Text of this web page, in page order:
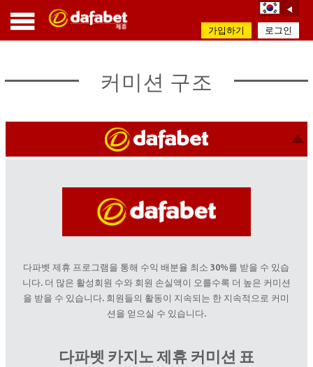
가입하기 로그인
커미션 구조
다파벳 제휴 프로그램을 통해 수익 배분율 최소 30%를 받을 수 있습
니다. 더 많은 활성회원 수와 회원 손실액이 오를수록 더 높은 커미션
을 받을 수 있습니다. 회원들의 활동이 지속되는 한 지속적으로 커미
션을 얻으실 수 있습니다.
다파벳 카지노 제휴 커미션 표